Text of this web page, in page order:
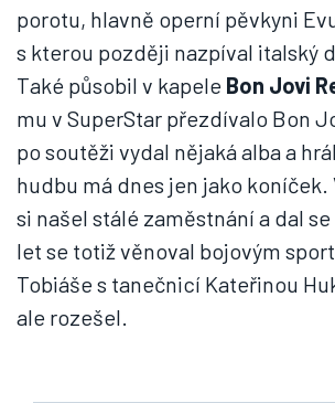
porotu, hlavně operní pěvkyni
s kterou později nazpíval italský
Také působil v kapele Bon Jovi
mu v SuperStar přezdívalo Bon
po soutěži vydal nějaká alba a
hudbu má dnes jen jako
si našel stálé zaměstnání a dal se
let se totiž věnoval bojovým
Tobiáše s tanečnicí Kateřinou
ale rozešel.